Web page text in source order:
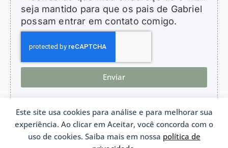
Este site usa cookies para análise e para melhorar sua
experiência. Ao clicar em Aceitar, você concorda com o
uso de cookies. Saiba mais em nossa política de
seja mantido para que os pais de Gabriel
possam entrar em contato comigo.
Enviar
HopeForGabriel.com
Associação de apoio a crianças com bronquiolite obliterante